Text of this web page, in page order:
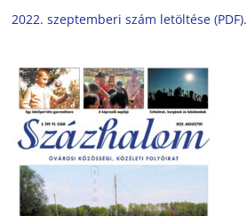
2022. szeptemberi szám letöltése (PDF).